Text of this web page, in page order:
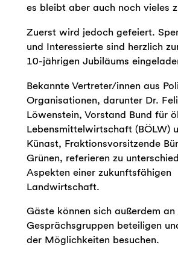
es bleibt aber auch noch vieles
Zuerst wird jedoch gefeiert.
und Interessierte sind herzlich
10-jährigen Jubiläums
Bekannte Vertreter/innen aus
Organisationen, darunter Dr.
Löwenstein, Vorstand Bund für
Lebensmittelwirtschaft (BÖLW)
Künast, Fraktionsvorsitzende
Grünen, referieren zu
Aspekten einer zukunftsfähigen
Landwirtschaft.
Gäste können sich außerdem an
Gesprächsgruppen beteiligen
der Möglichkeiten besuchen.